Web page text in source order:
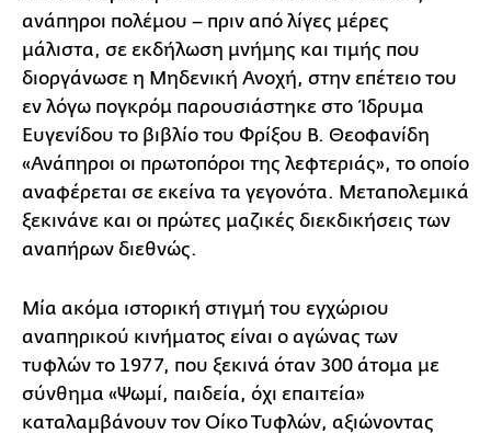
ανάπηροι πολέμου – πριν από λίγες μέρες
μάλιστα, σε εκδήλωση μνήμης και τιμής που
διοργάνωσε η Μηδενική Ανοχή, στην επέτειο του
εν λόγω πογκρόμ παρουσιάστηκε στο Ίδρυμα
Ευγενίδου το βιβλίο του Φρίξου Β. Θεοφανίδη
«Ανάπηροι οι πρωτοπόροι της λεφτεριάς», το οποίο
αναφέρεται σε εκείνα τα γεγονότα. Μεταπολεμικά
ξεκινάνε και οι πρώτες μαζικές διεκδικήσεις των
αναπήρων διεθνώς.
Μία ακόμα ιστορική στιγμή του εγχώριου
αναπηρικού κινήματος είναι ο αγώνας των
τυφλών το 1977, που ξεκινά όταν 300 άτομα με
σύνθημα «Ψωμί, παιδεία, όχι επαιτεία»
καταλαμβάνουν τον Οίκο Τυφλών, αξιώνοντας